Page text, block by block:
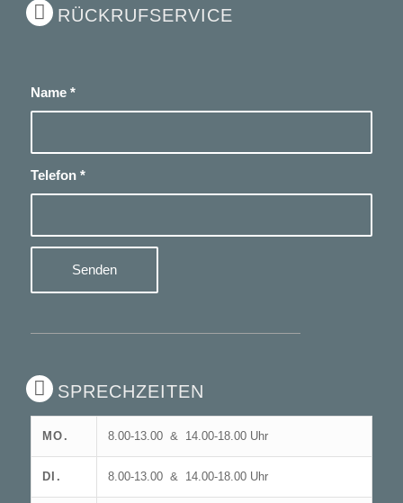
RÜCKRUFSERVICE
Name *
Telefon *
SPRECHZEITEN
MO. 8.00-13.00 & 14.00-18.00 Uhr
DI. 8.00-13.00 & 14.00-18.00 Uhr